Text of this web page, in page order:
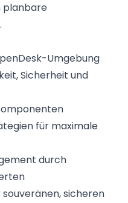
planbare
Umgebung
Sicherheit und
für maximale
durch
sicheren